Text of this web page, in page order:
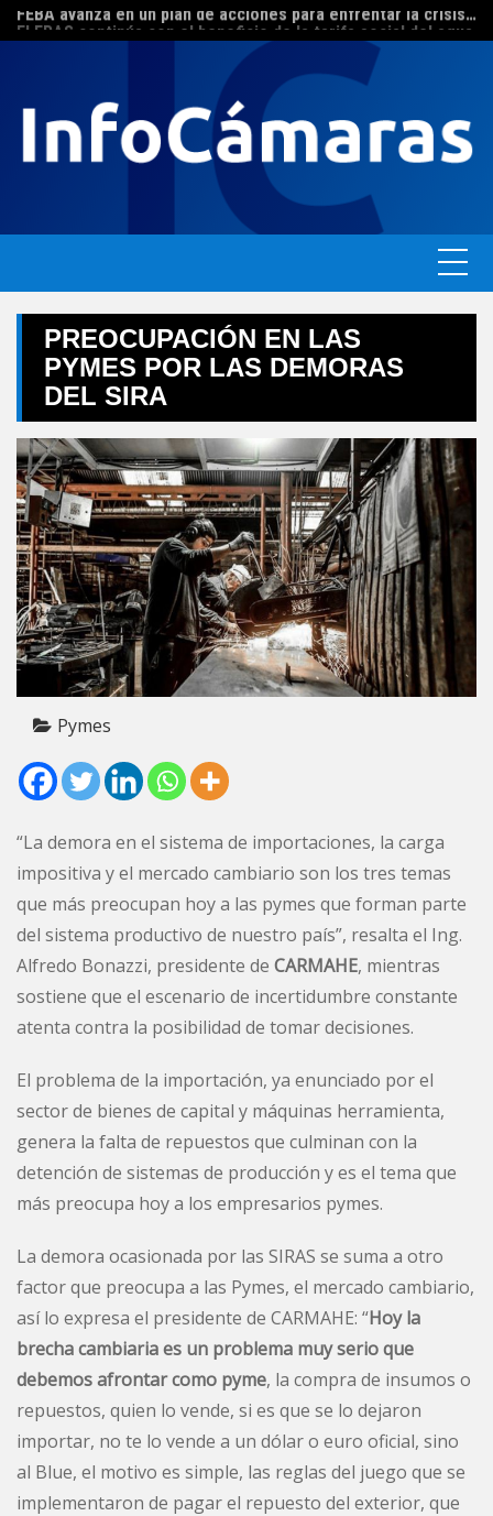
Skip
to
El ERAS continúa con el beneficio de la tarifa social del agua
PREOCUPACIÓN EN LAS
PYMES POR LAS DEMORAS
DEL SIRA
Pymes
“La demora en el sistema de importaciones, la carga
impositiva y el mercado cambiario son los tres temas
que más preocupan hoy a las pymes que forman parte
del sistema productivo de nuestro país”, resalta el Ing.
Alfredo Bonazzi, presidente de CARMAHE, mientras
sostiene que el escenario de incertidumbre constante
atenta contra la posibilidad de tomar decisiones.
El problema de la importación, ya enunciado por el
sector de bienes de capital y máquinas herramienta,
genera la falta de repuestos que culminan con la
detención de sistemas de producción y es el tema que
más preocupa hoy a los empresarios pymes.
La demora ocasionada por las SIRAS se suma a otro
factor que preocupa a las Pymes, el mercado cambiario,
así lo expresa el presidente de CARMAHE: “Hoy la
brecha cambiaria es un problema muy serio que
debemos afrontar como pyme, la compra de insumos o
repuestos, quien lo vende, si es que se lo dejaron
importar, no te lo vende a un dólar o euro oficial, sino
al Blue, el motivo es simple, las reglas del juego que se
implementaron de pagar el repuesto del exterior, que